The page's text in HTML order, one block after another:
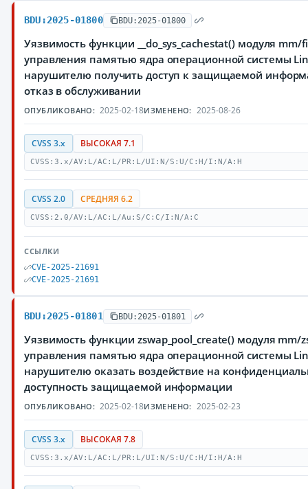
BDU:2025-01800 BDU:2025-01800
Уязвимость функции __do_sys_cachestat() модуля
управления памятью ядра операционной системы
нарушителю получить доступ к защищаемой
отказ в обслуживании
ОПУБЛИКОВАНО: 2025-02-18ИЗМЕНЕНО: 2025-08-26
CVSS 3.x ВЫСОКАЯ 7.1
CVSS:3.x/AV:L/AC:L/PR:L/UI:N/S:U/C:H/I:N/A:H
CVSS 2.0 СРЕДНЯЯ 6.2
CVSS:2.0/AV:L/AC:L/Au:S/C:C/I:N/A:C
ССЫЛКИ
CVE-2025-21691
CVE-2025-21691
BDU:2025-01801 BDU:2025-01801
Уязвимость функции zswap_pool_create() модуля mm/
управления памятью ядра операционной системы
нарушителю оказать воздействие на
доступность защищаемой информации
ОПУБЛИКОВАНО: 2025-02-18ИЗМЕНЕНО: 2025-02-23
CVSS 3.x ВЫСОКАЯ 7.8
CVSS:3.x/AV:L/AC:L/PR:L/UI:N/S:U/C:H/I:H/A:H